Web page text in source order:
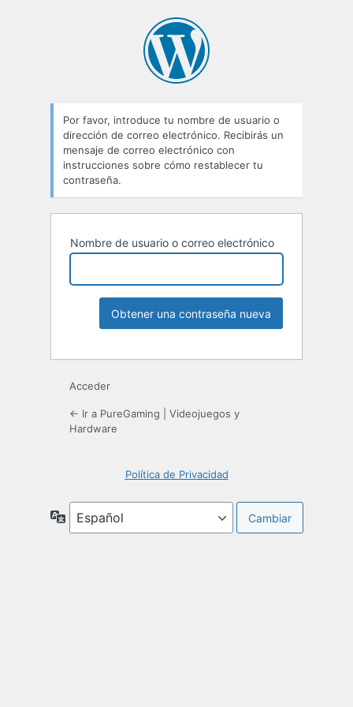
Por favor, introduce tu nombre de usuario o
dirección de correo electrónico. Recibirás un
mensaje de correo electrónico con
instrucciones sobre cómo restablecer tu
contraseña.
Nombre de usuario o correo electrónico
Acceder
← Ir a PureGaming | Videojuegos y
Hardware
Política de Privacidad
Idioma